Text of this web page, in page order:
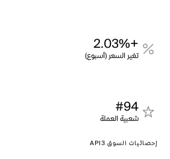
+2.03%
تغير السعر (أسبوع)
#94
شعبية العملة
إحصائيات السوق API3